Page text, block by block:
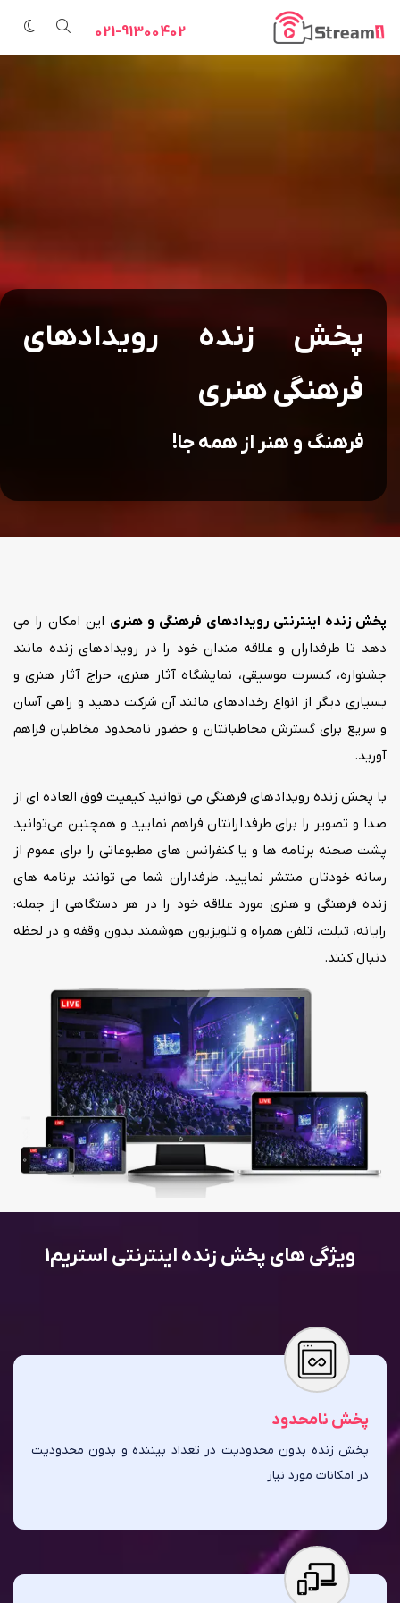
021-91300402
پخش زنده رویدادهای
فرهنگی هنری
فرهنگ و هنر از همه جا!
پخش زنده اینترنتی رویدادهای فرهنگی و هنری این امکان را می
دهد تا طرفداران و علاقه مندان خود را در رویدادهای زنده مانند
جشنواره، کنسرت موسیقی، نمایشگاه آثار هنری، حراج آثار هنری و
بسیاری دیگر از انواع رخدادهای مانند آن شرکت دهید و راهی آسان
و سریع برای گسترش مخاطبانتان و حضور نامحدود مخاطبان فراهم
آورید.
با پخش زنده رویدادهای فرهنگی می توانید کیفیت فوق العاده ای از
صدا و تصویر را برای طرفدارانتان فراهم نمایید و همچنین می‌توانید
پشت صحنه برنامه ها و یا کنفرانس های مطبوعاتی را برای عموم از
رسانه خودتان منتشر نمایید. طرفداران شما می توانند برنامه های
زنده فرهنگی و هنری مورد علاقه خود را در هر دستگاهی از جمله:
رایانه، تبلت، تلفن همراه و تلویزیون هوشمند بدون وقفه و در لحظه
دنبال کنند.
ویژگی های پخش زنده اینترنتی استریم1
پخش نامحدود
پخش زنده بدون محدودیت در تعداد بیننده و بدون محدودیت
در امکانات مورد نیاز